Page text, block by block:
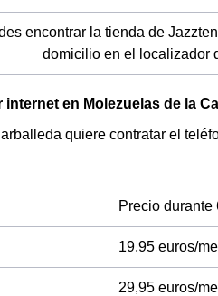
encontrar la tienda de
domicilio en el localizador
en Molezuelas de la
quiere contratar el
Precio durante
19,95 euros/
29,95 euros/